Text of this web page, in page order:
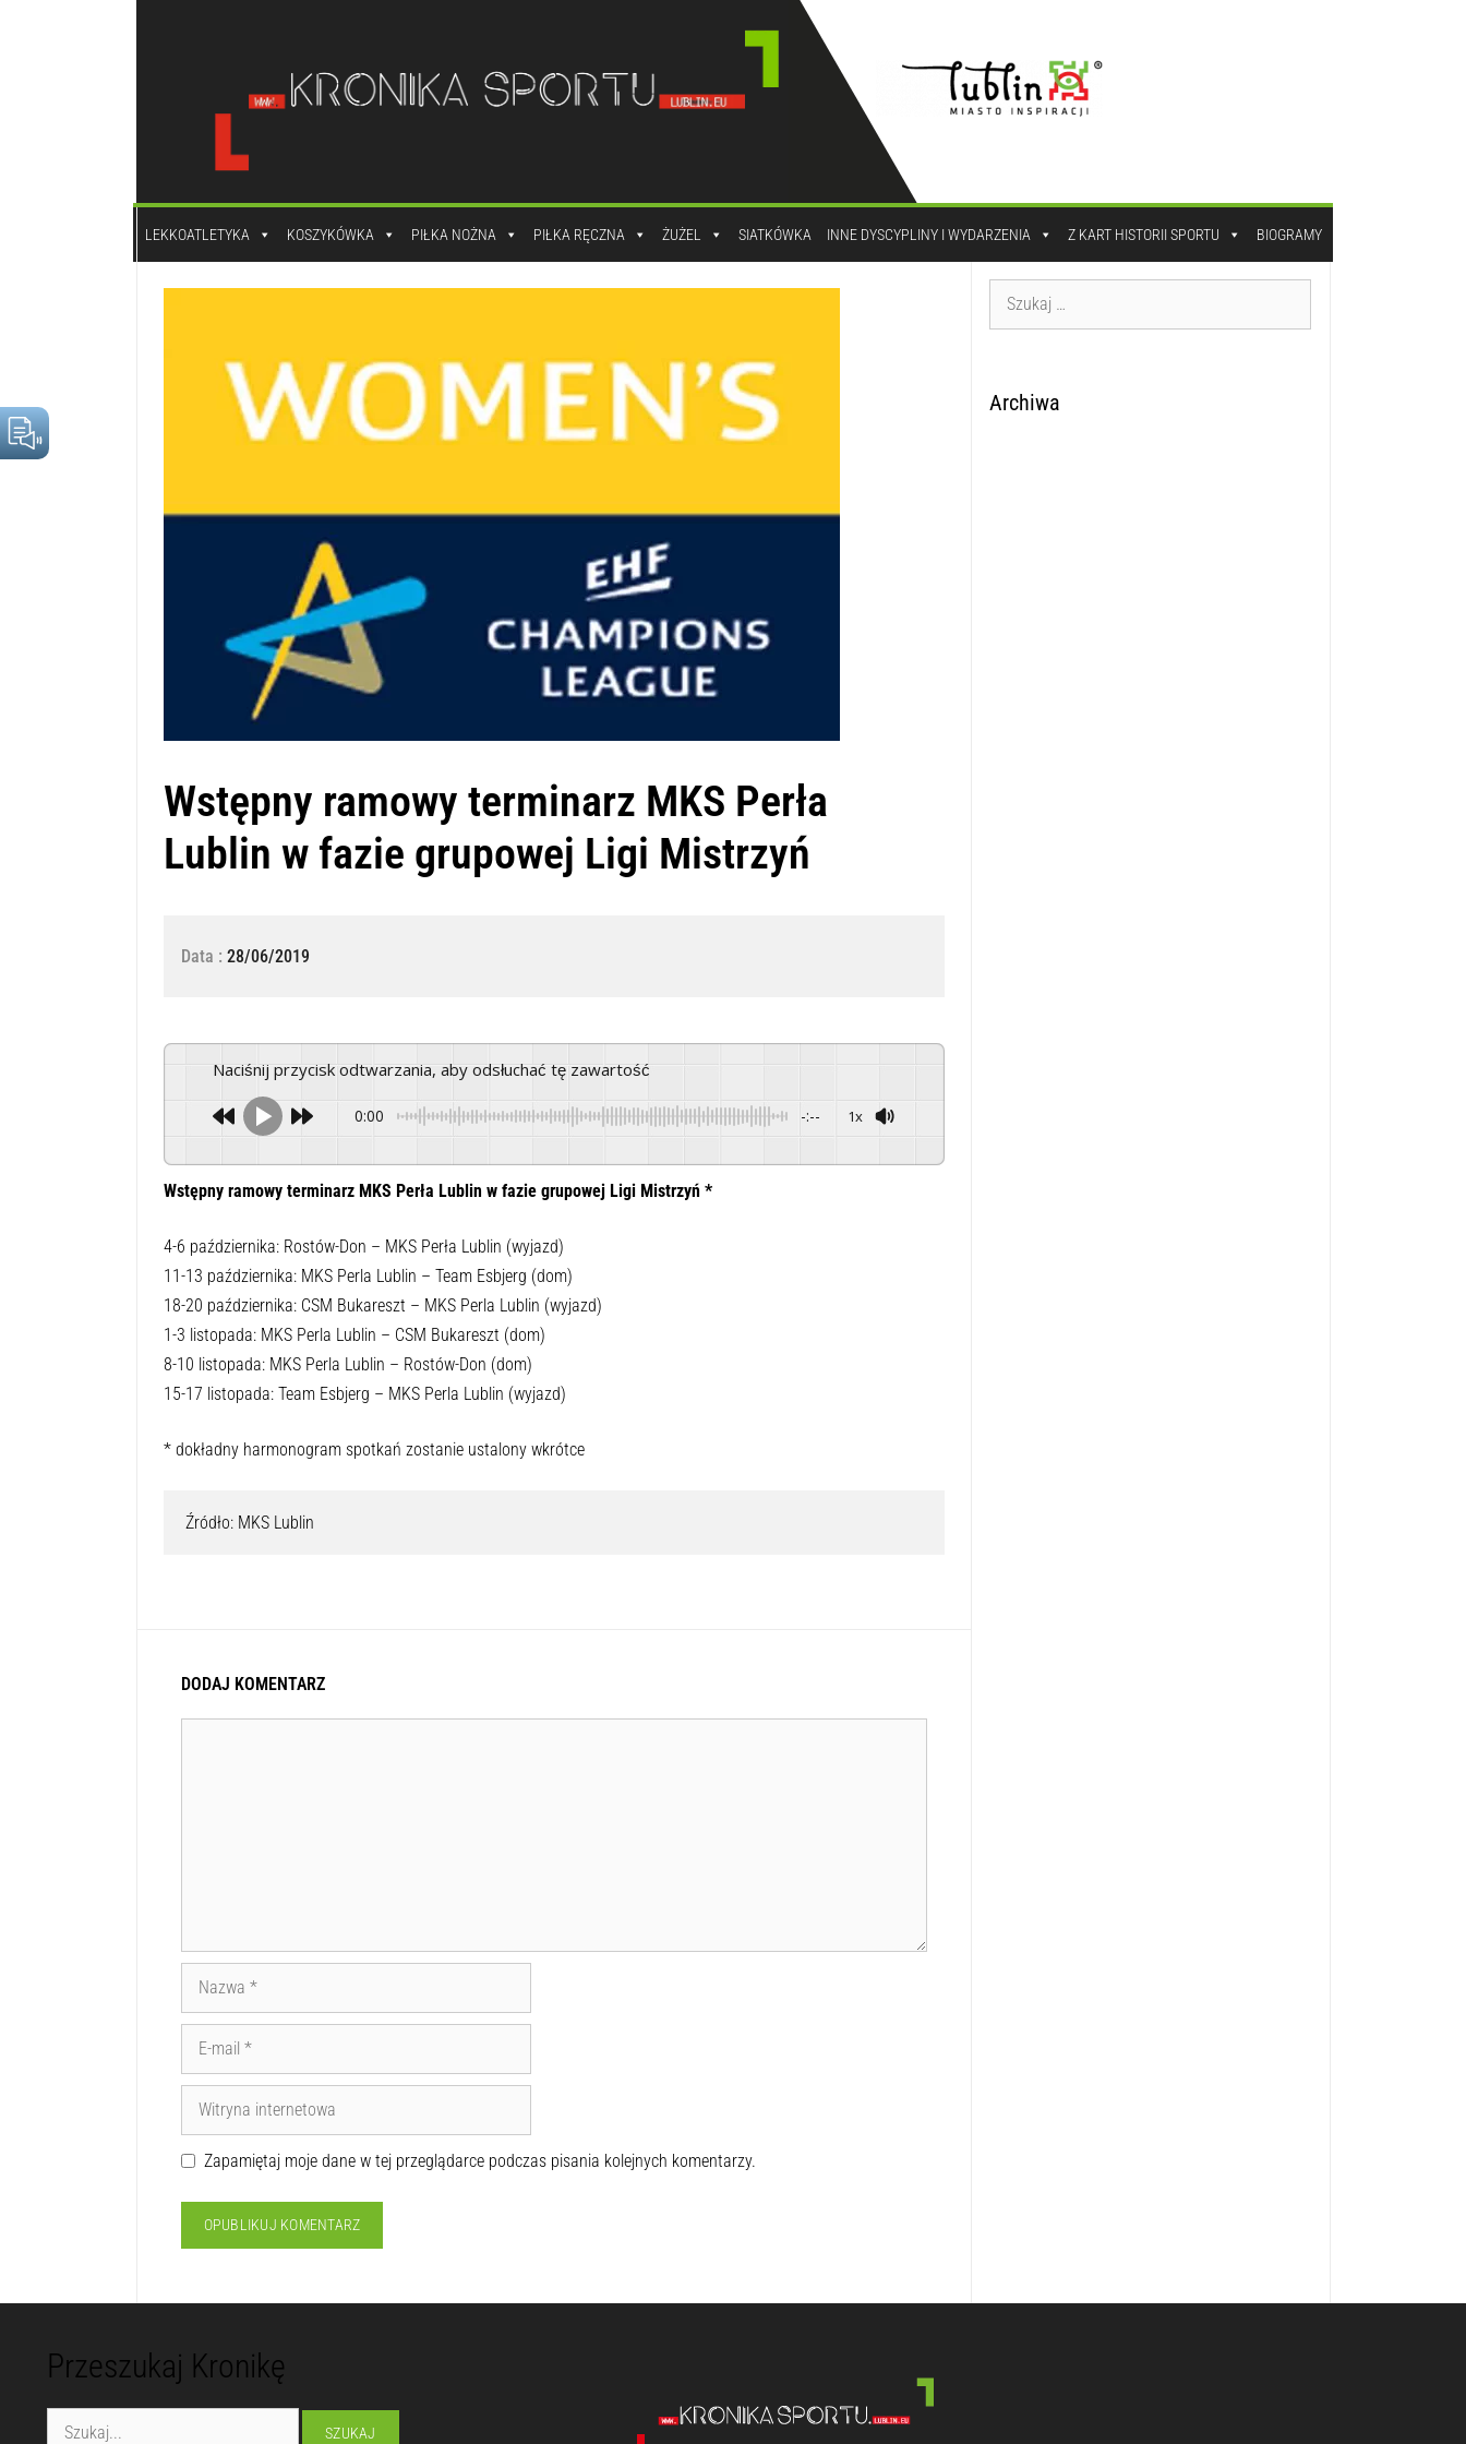
LEKKOATLETYKA KOSZYKÓWKA PIŁKA NOŻNA PIŁKA RĘCZNA ŻUŻEL SIATKÓWKA INNE DYSCYPLINY I WYDARZENIA Z KART HISTORII SPORTU BIOGRAMY
Wstępny ramowy terminarz MKS Perła
Lublin w fazie grupowej Ligi Mistrzyń
Data : 28/06/2019
Naciśnij przycisk odtwarzania, aby odsłuchać tę zawartość
0:00 -:-- 1x
Wstępny ramowy terminarz MKS Perła Lublin w fazie grupowej Ligi Mistrzyń *
4-6 października: Rostów-Don – MKS Perła Lublin (wyjazd)
11-13 października: MKS Perla Lublin – Team Esbjerg (dom)
18-20 października: CSM Bukareszt – MKS Perla Lublin (wyjazd)
1-3 listopada: MKS Perla Lublin – CSM Bukareszt (dom)
8-10 listopada: MKS Perla Lublin – Rostów-Don (dom)
15-17 listopada: Team Esbjerg – MKS Perla Lublin (wyjazd)
* dokładny harmonogram spotkań zostanie ustalony wkrótce
Źródło: MKS Lublin
DODAJ KOMENTARZ
Zapamiętaj moje dane w tej przeglądarce podczas pisania kolejnych komentarzy.
Archiwa
Przeszukaj Kronikę